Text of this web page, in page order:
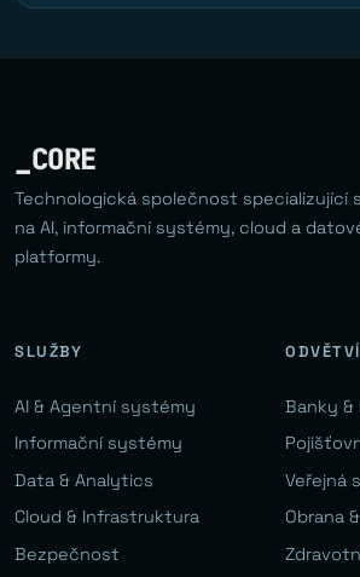
_CORE
Technologická společnost specializující
na AI, informační systémy, cloud a
platformy.
SLUŽBY
AI & Agentní systémy
Informační systémy
Data & Analytics
Cloud & Infrastruktura
Bezpečnost
ODVĚTVÍ
Banky &
Veřejná
Obrana